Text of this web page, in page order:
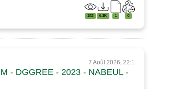
243 6.1K 1 0
7 Août 2026, 22:1
- DGGREE - 2023 - NABEUL -